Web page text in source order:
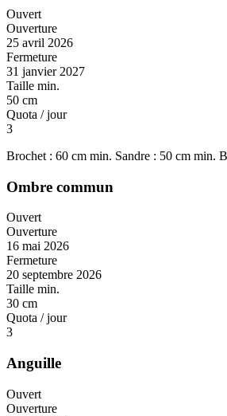
Ouvert
Ouverture
25 avril 2026
Fermeture
31 janvier 2027
Taille min.
50 cm
Quota / jour
3
Brochet : 60 cm min. Sandre : 50 cm min.
Ombre commun
Ouvert
Ouverture
16 mai 2026
Fermeture
20 septembre 2026
Taille min.
30 cm
Quota / jour
3
Anguille
Ouvert
Ouverture